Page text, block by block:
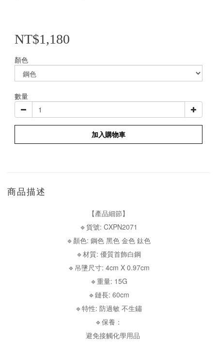
NT$1,180
顏色
數量
加入購物車
商品描述
【產品細節】
🔹貨號: CXPN2071
🔹顏色: 鋼色 黑色 金色 鈦色
🔹材質: 優質首飾白鋼
🔹吊墬尺寸: 4cm X 0.97cm
🔹重量: 15G
🔹鏈長: 60cm
🔹特性: 防過敏 不生鏽
🔹保養：
避免接觸化學用品